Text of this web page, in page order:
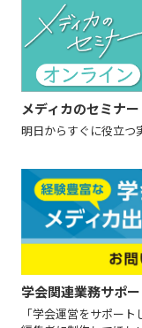
メディカのセミナー
明日からすぐに役立つ
学会関連業務サポー
「学会運営をサポー